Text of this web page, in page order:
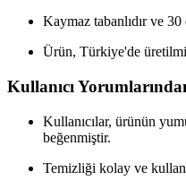
Kaymaz tabanlıdır ve
Ürün, Türkiye'de
Kullanıcı
Kullanıcılar, ürünün
beğenmiştir.
Temizliği kolay ve